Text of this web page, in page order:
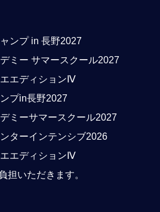
ンプ in 長野2027
ミー サマースクール2027
エエディションⅣ
プin長野2027
ミーサマースクール2027
ターインテンシブ2026
エエディションⅣ
担いただきます。